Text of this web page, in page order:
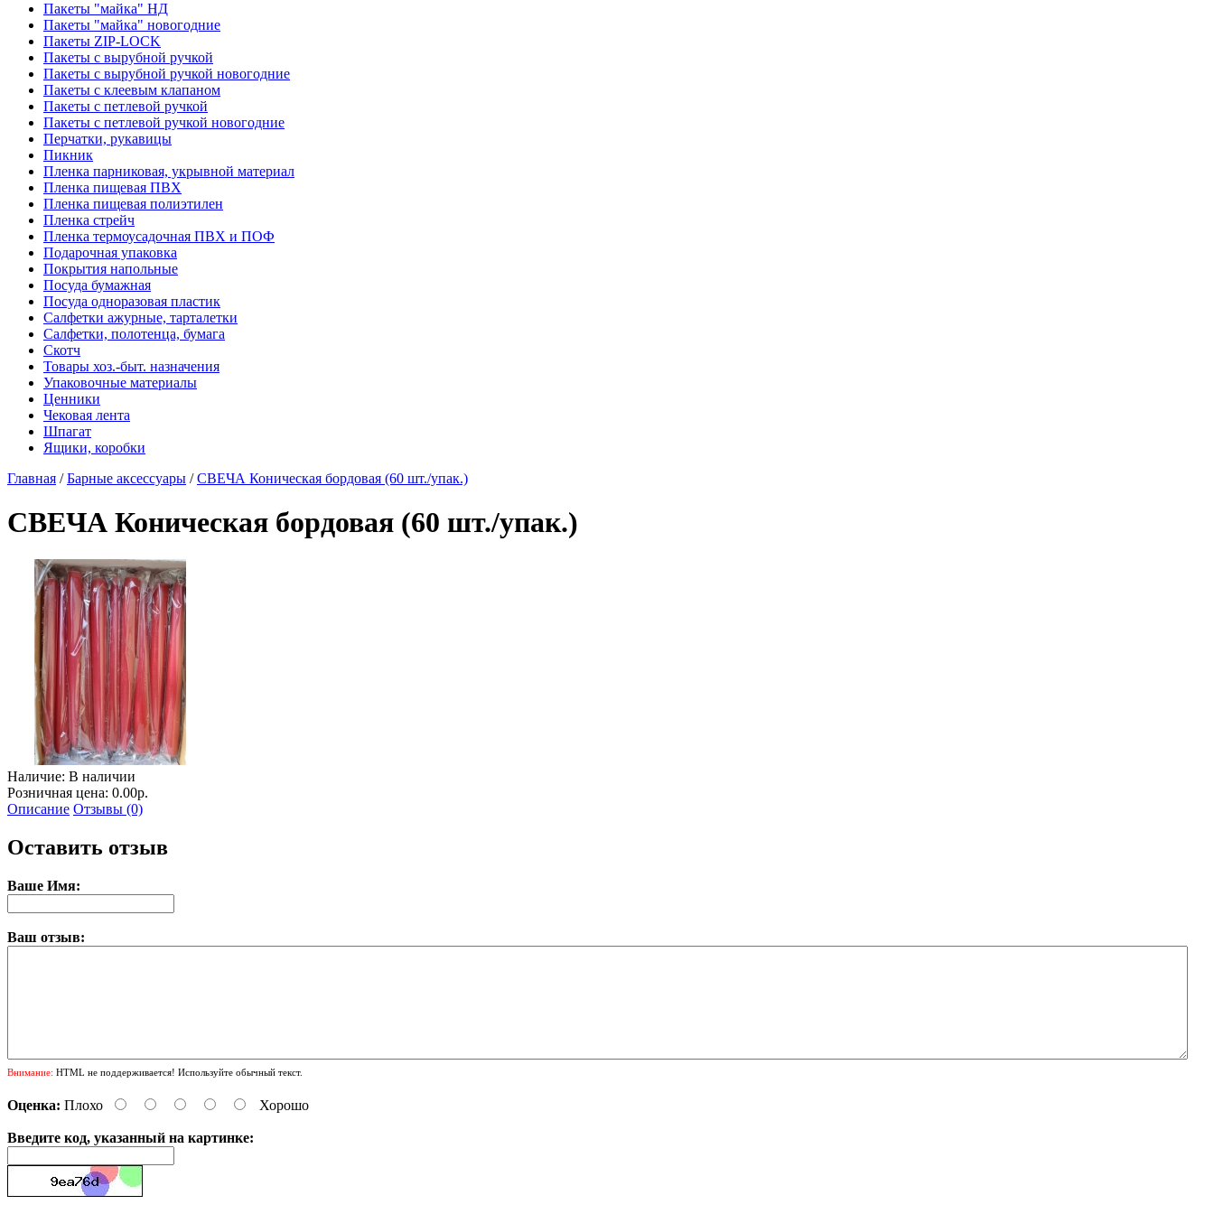
Пакеты "майка" НД
Пакеты "майка" новогодние
Пакеты ZIP-LOCK
Пакеты с вырубной ручкой
Пакеты с вырубной ручкой новогодние
Пакеты с клеевым клапаном
Пакеты с петлевой ручкой
Пакеты с петлевой ручкой новогодние
Перчатки, рукавицы
Пикник
Пленка парниковая, укрывной материал
Пленка пищевая ПВХ
Пленка пищевая полиэтилен
Пленка стрейч
Пленка термоусадочная ПВХ и ПОФ
Подарочная упаковка
Покрытия напольные
Посуда бумажная
Посуда одноразовая пластик
Салфетки ажурные, тарталетки
Салфетки, полотенца, бумага
Скотч
Товары хоз.-быт. назначения
Упаковочные материалы
Ценники
Чековая лента
Шпагат
Ящики, коробки
Главная /Барные аксессуары /СВЕЧА Коническая бордовая (60 шт./упак.)
СВЕЧА Коническая бордовая (60 шт./упак.)
Наличие: В наличии
Розничная цена: 0.00р.
Описание Отзывы (0)
Оставить отзыв
Ваше Имя:
Ваш отзыв:
Внимание: HTML не поддерживается! Используйте обычный текст.
Оценка: Плохо Хорошо
Введите код, указанный на картинке: